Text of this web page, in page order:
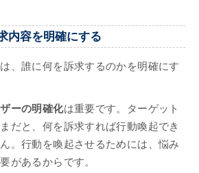
内容を明確にする
、誰に何を訴求するのかを明確にす
ーの明確化は重要です。ターゲット
だと、何を訴求すれば行動喚起でき
。行動を喚起させるためには、悩み
があるからです。